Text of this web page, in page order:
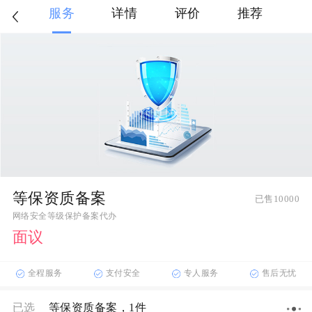
服务 详情 评价 推荐
等保资质备案 已售10000
网络安全等级保护备案代办
面议
全程服务 支付安全 专人服务 售后无忧
已选 等保资质备案 ，1件